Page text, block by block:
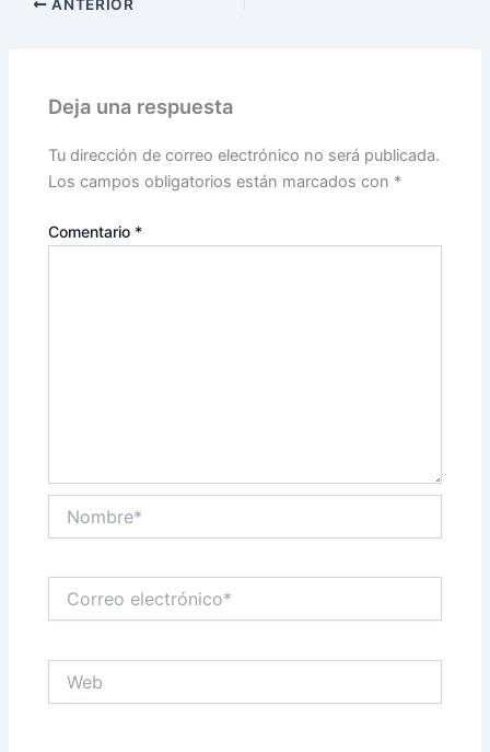
ANTERIOR
Deja una respuesta
Tu dirección de correo electrónico no será publicada.
Los campos obligatorios están marcados con *
Comentario *
electrónico*